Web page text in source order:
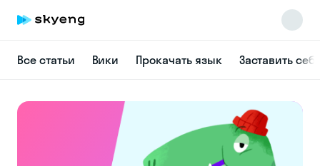
Все статьи Вики Прокачать язык Заставить